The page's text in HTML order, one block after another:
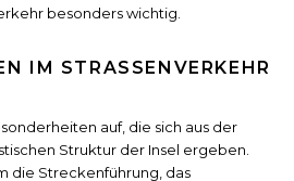
besonders wichtig.
IM STRASSENVERKEHR A
auf, die sich aus der
Struktur der Insel ergeben.
die Streckenführung, das